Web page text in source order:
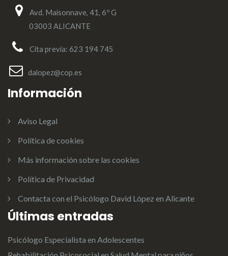
Avd. Maisonnave, 41, 6º G
03003 ALICANTE
Cita previa: 623 194 745
dalopez@cop.es
Información
Aviso Legal
Política de cookies
Más información sobre las cookies
Política de Privacidad
Contacta con el Psicólogo David López en Alicante
Últimas entradas
Psicólogo Especialista en Adolescentes